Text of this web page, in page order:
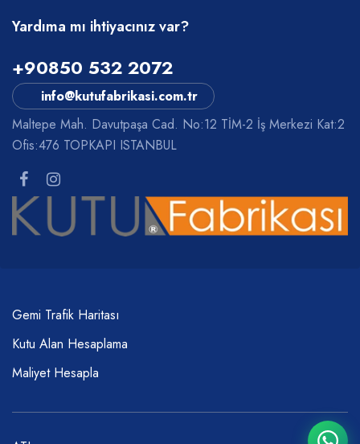
Yardıma mı ihtiyacınız var?
+90850 532 2072
info@kutufabrikasi.com.tr
Maltepe Mah. Davutpaşa Cad. No:12 TİM-2 İş Merkezi Kat:2
Ofis:476 TOPKAPI ISTANBUL
Gemi Trafik Haritası
Kutu Alan Hesaplama
Maliyet Hesapla